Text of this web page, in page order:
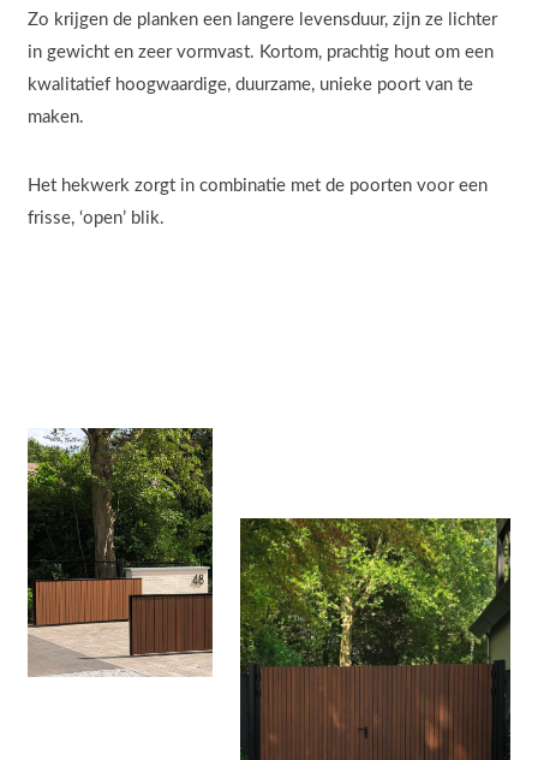
Zo krijgen de planken een langere levensduur, zijn ze lichter
in gewicht en zeer vormvast. Kortom, prachtig hout om een
kwalitatief hoogwaardige, duurzame, unieke poort van te
maken.
Het hekwerk zorgt in combinatie met de poorten voor een
frisse, ‘open’ blik.